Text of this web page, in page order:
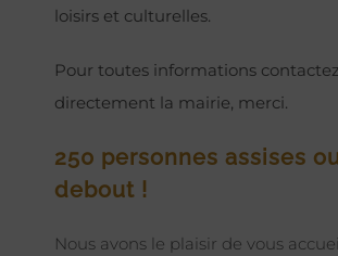
loisirs et culturelles.
Pour toutes informations contactez
directement la mairie, merci.
250 personnes assises
debout !
Nous avons le plaisir de vous